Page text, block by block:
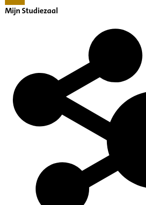
Mijn Studiezaal